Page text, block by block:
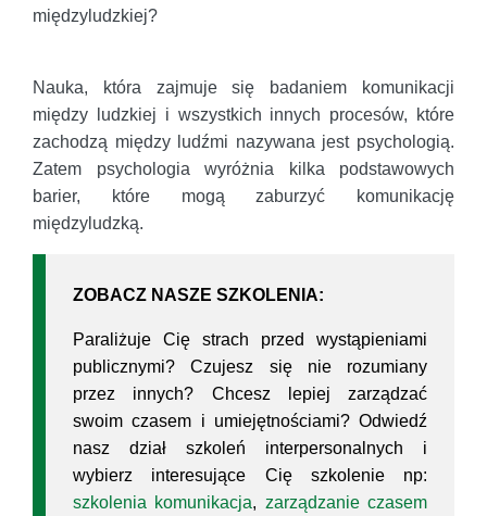
międzyludzkiej?
Nauka, która zajmuje się badaniem komunikacji
między ludzkiej i wszystkich innych procesów, które
zachodzą między ludźmi nazywana jest psychologią.
Zatem psychologia wyróżnia kilka podstawowych
barier, które mogą zaburzyć komunikację
międzyludzką.
ZOBACZ NASZE SZKOLENIA:
Paraliżuje Cię strach przed wystąpieniami
publicznymi? Czujesz się nie rozumiany
przez innych? Chcesz lepiej zarządzać
swoim czasem i umiejętnościami? Odwiedź
nasz dział szkoleń interpersonalnych i
wybierz interesujące Cię szkolenie np:
szkolenia komunikacja, zarządzanie czasem